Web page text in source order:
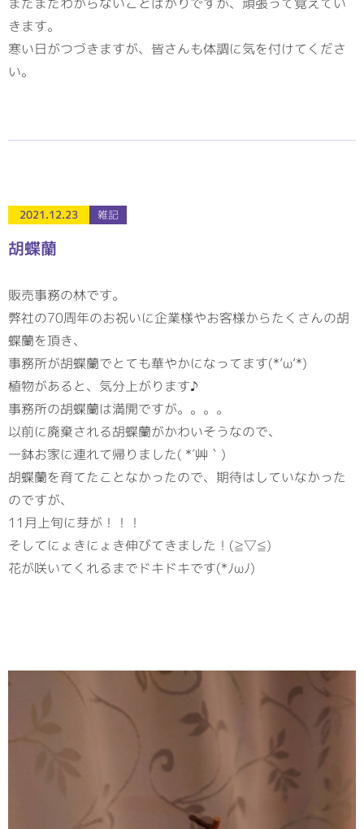
きます。
寒い日がつづきますが、皆さんも体調に気を付けてくださ
い。
2021.12.23 雑記
胡蝶蘭
販売事務の林です。
弊社の70周年のお祝いに企業様やお客様からたくさんの胡
蝶蘭を頂き、
事務所が胡蝶蘭でとても華やかになってます(*’ω’*)
植物があると、気分上がります♪
事務所の胡蝶蘭は満開ですが。。。。
以前に廃棄される胡蝶蘭がかわいそうなので、
一鉢お家に連れて帰りました( *´艸｀)
胡蝶蘭を育てたことなかったので、期待はしていなかった
のですが、
11月上旬に芽が！！！
そしてにょきにょき伸びてきました！(≧▽≦)
花が咲いてくれるまでドキドキです(*ﾉωﾉ)